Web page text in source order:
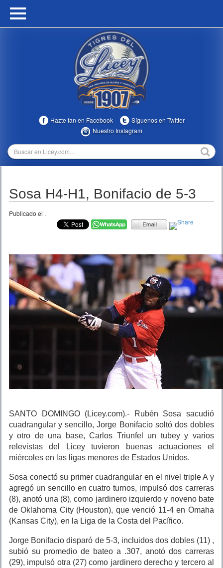
HOME
MULTIMEDIA
TEMPORADAS
Hazte fan en Facebook
Síguenos en Twitter
Nuestro Instagram
Sosa H4-H1, Bonifacio de 5-3
Publicado el .
SANTO DOMINGO (Licey.com).- Rubén Sosa sacudió
cuadrangular y sencillo, Jorge Bonifacio soltó dos dobles
y otro de una base, Carlos Triunfel un tubey y varios
relevistas del Licey tuvieron buenas actuaciones el
miércoles en las ligas menores de Estados Unidos.
Sosa conectó su primer cuadrangular en el nivel triple A y
agregó un sencillo en cuatro turnos, impulsó dos carreras
(8), anotó una (8), como jardinero izquierdo y noveno bate
de Oklahoma City (Houston), que venció 11-4 en Omaha
(Kansas City), en la Liga de la Costa del Pacífico.
Jorge Bonifacio disparó de 5-3, incluidos dos dobles (11) ,
subió su promedio de bateo a .307, anotó dos carreras
(29), impulsó otra (27) como jardinero derecho y tercero al